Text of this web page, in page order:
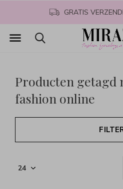
GRATIS
Producten getagd
fashion online